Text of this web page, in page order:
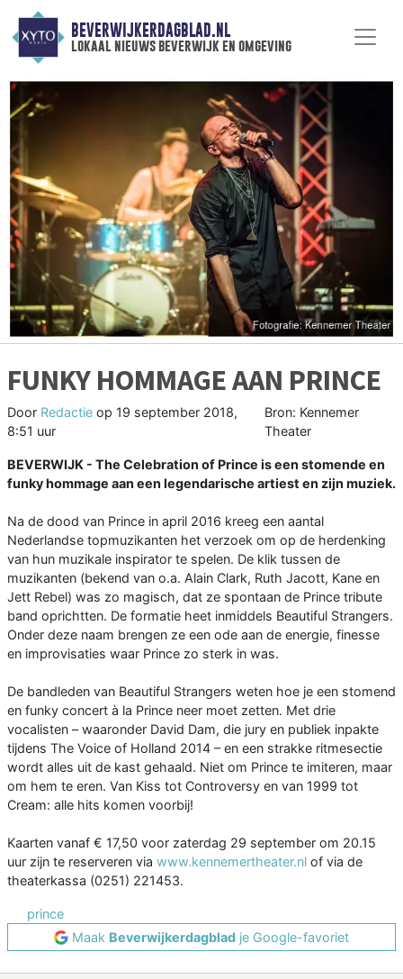
BEVERWIJKERDAGBLAD.NL
lokaal nieuws beverwijk en omgeving
FUNKY HOMMAGE AAN PRINCE
Door Redactie op 19 september 2018,
8:51 uur
Bron: Kennemer
Theater
BEVERWIJK - The Celebration of Prince is een stomende en
funky hommage aan een legendarische artiest en zijn muziek.
Na de dood van Prince in april 2016 kreeg een aantal
Nederlandse topmuzikanten het verzoek om op de herdenking
van hun muzikale inspirator te spelen. De klik tussen de
muzikanten (bekend van o.a. Alain Clark, Ruth Jacott, Kane en
Jett Rebel) was zo magisch, dat ze spontaan de Prince tribute
band oprichtten. De formatie heet inmiddels Beautiful Strangers.
Onder deze naam brengen ze een ode aan de energie, finesse
en improvisaties waar Prince zo sterk in was.
De bandleden van Beautiful Strangers weten hoe je een stomend
en funky concert à la Prince neer moet zetten. Met drie
vocalisten – waaronder David Dam, die jury en publiek inpakte
tijdens The Voice of Holland 2014 – en een strakke ritmesectie
wordt alles uit de kast gehaald. Niet om Prince te imiteren, maar
om hem te eren. Van Kiss tot Controversy en van 1999 tot
Cream: alle hits komen voorbij!
Kaarten vanaf € 17,50 voor zaterdag 29 september om 20.15
uur zijn te reserveren via www.kennemertheater.nl of via de
theaterkassa (0251) 221453.
prince
Maak Beverwijkerdagblad je Google-favoriet